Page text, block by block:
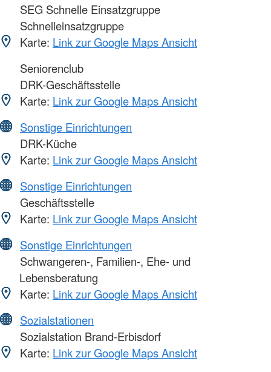
SEG Schnelle Einsatzgruppe
Schnelleinsatzgruppe
Karte: Link zur Google Maps Ansicht
Seniorenclub
DRK-Geschäftsstelle
Karte: Link zur Google Maps Ansicht
Sonstige Einrichtungen
DRK-Küche
Karte: Link zur Google Maps Ansicht
Sonstige Einrichtungen
Geschäftsstelle
Karte: Link zur Google Maps Ansicht
Sonstige Einrichtungen
Schwangeren-, Familien-, Ehe- und
Lebensberatung
Karte: Link zur Google Maps Ansicht
Sozialstationen
Sozialstation Brand-Erbisdorf
Karte: Link zur Google Maps Ansicht